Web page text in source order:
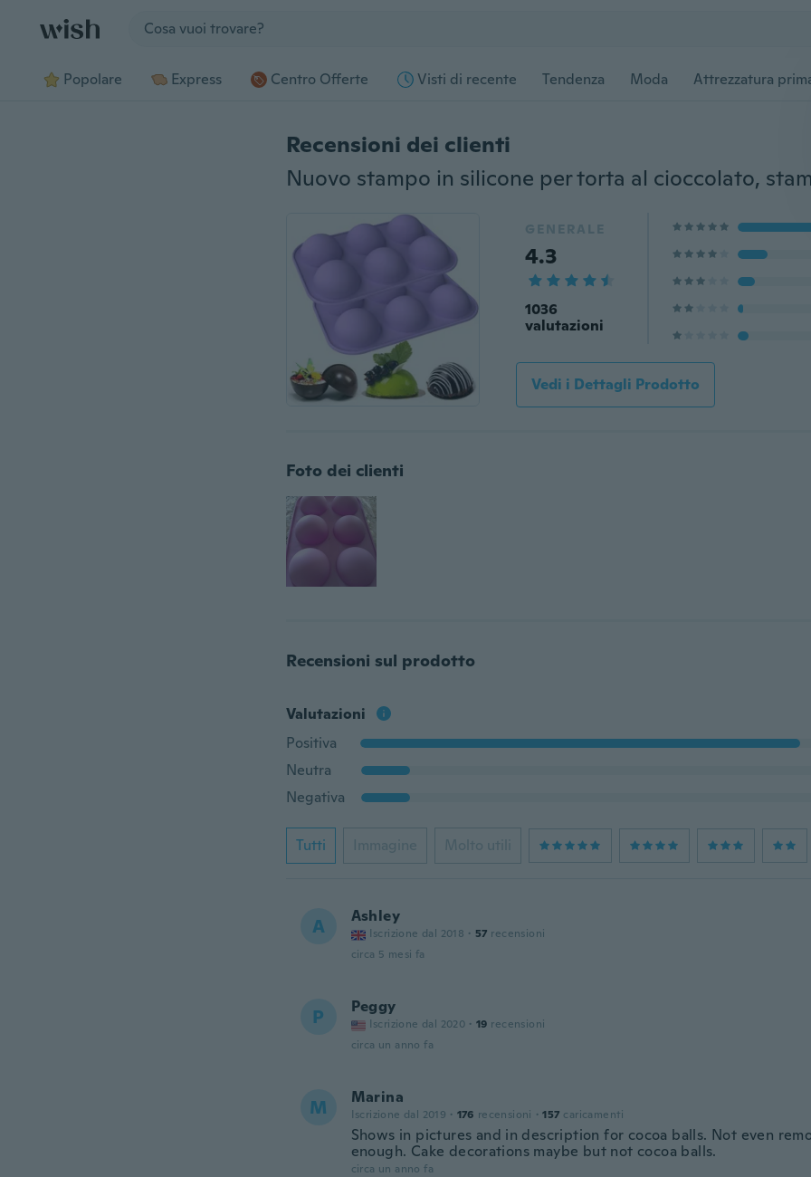
Popolare Express Centro Offerte Visti di recente Tendenza Moda Attrezzatura
Recensioni dei clienti
GENERALE
4.3
1036
valutazioni
Vedi i Dettagli Prodotto
Foto dei clienti
Recensioni sul prodotto
Valutazioni
Positiva
Neutra
Negativa
Tutti Immagine Molto utili
A Ashley
Iscrizione dal 2018 · 57 recensioni
circa 5 mesi fa
P Peggy
Iscrizione dal 2020 · 19 recensioni
circa un anno fa
M Marina
Iscrizione dal 2019 · 176 recensioni · 157 caricamenti
Shows in pictures and in description for cocoa balls. Not even
enough. Cake decorations maybe but not cocoa balls.
circa un anno fa